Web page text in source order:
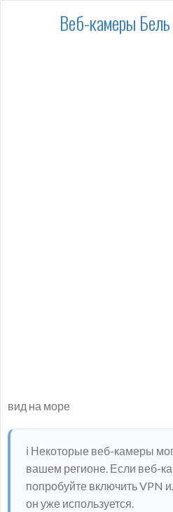
Веб-камеры
вид на море
ℹ️ Некоторые веб-камеры
вашем регионе. Если веб-
попробуйте включить VPN
он уже используется.